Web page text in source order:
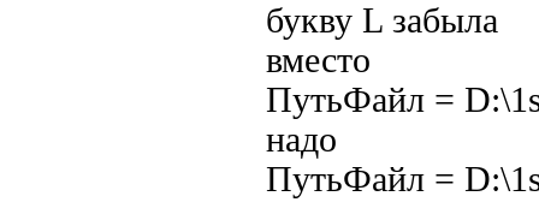
букву L забыла
вместо
ПутьФайл =
надо
ПутьФайл =